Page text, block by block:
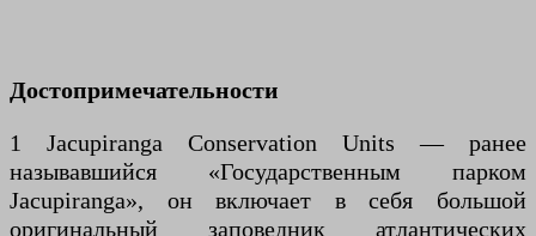
Достопримечательности
1 Jacupiranga Conservation Units — ранее
называвшийся «Государственным парком
Jacupiranga», он включает в себя большой
оригинальный заповедник атлантических